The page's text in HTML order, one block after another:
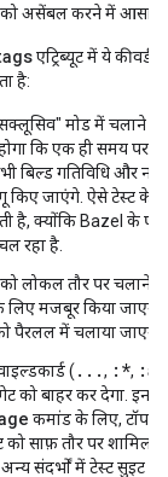
असेंबल करने में आसानी
एट्रिब्यूट में ये कीवर्ड
है:
मोड में चलाने
कि एक ही समय पर
बिल्ड गतिविधि और
किए जाएंगे. ऐसे टेस्ट के
है, क्योंकि Bazel के
रहा है.
को लोकल तौर पर चलाने
मजबूर किया जाएगा.
पैरलल में चलाया जाएगा.
( ..., :*,
को बाहर कर देगा. इन
कमांड के लिए, टॉप-
साफ़ तौर पर शामिल
अन्य संदर्भों में टेस्ट सुइट